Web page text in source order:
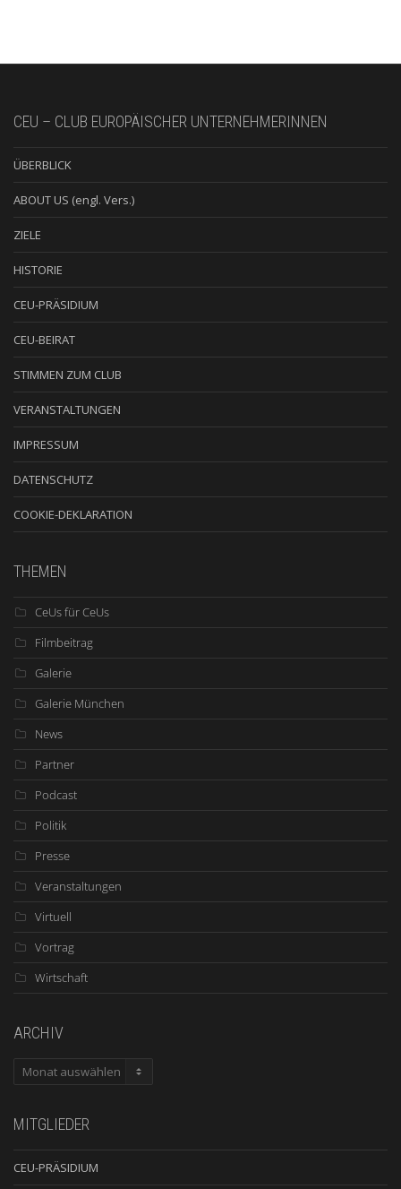
CEU – CLUB EUROPÄISCHER UNTERNEHMERINNEN
ÜBERBLICK
ABOUT US (engl. Vers.)
ZIELE
HISTORIE
CEU-PRÄSIDIUM
CEU-BEIRAT
STIMMEN ZUM CLUB
VERANSTALTUNGEN
IMPRESSUM
DATENSCHUTZ
COOKIE-DEKLARATION
THEMEN
CeUs für CeUs
Filmbeitrag
Galerie
Galerie München
News
Partner
Podcast
Politik
Presse
Veranstaltungen
Virtuell
Vortrag
Wirtschaft
ARCHIV
ARCHIV
MITGLIEDER
CEU-PRÄSIDIUM